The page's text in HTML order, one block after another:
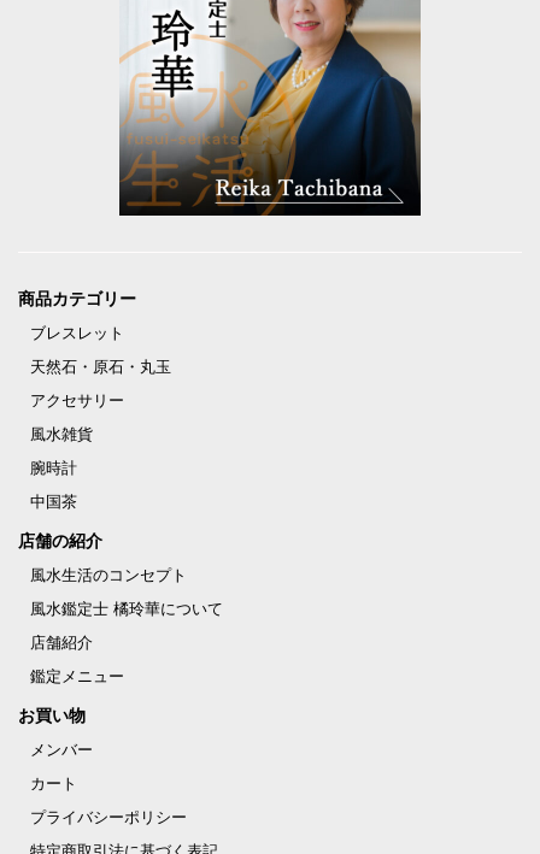
商品カテゴリー
ブレスレット
天然石・原石・丸玉
アクセサリー
風水雑貨
腕時計
中国茶
店舗の紹介
風水生活のコンセプト
風水鑑定士 橘玲華について
店舗紹介
鑑定メニュー
お買い物
メンバー
カート
プライバシーポリシー